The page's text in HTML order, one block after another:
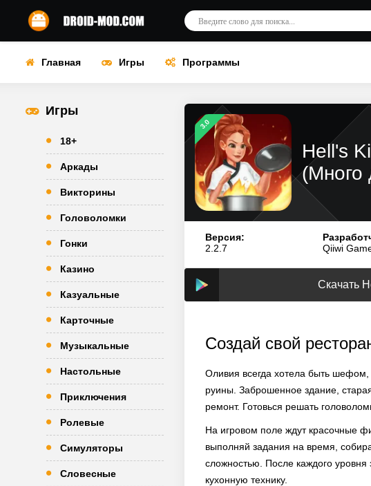
Главная Игры Программы
Игры
18+
Аркады
Викторины
Головоломки
Гонки
Казино
Казуальные
Карточные
Музыкальные
Настольные
Приключения
Ролевые
Симуляторы
Словесные
3.0
Hell's
(Много
Версия:
2.2.7
Qiiwi
Скачать
Создай свой
Оливия всегда хотела быть
руины. Заброшенное здание,
ремонт. Готовься решать
На игровом поле ждут красочные
выполняй задания на время,
сложностью. После каждого
кухонную технику.